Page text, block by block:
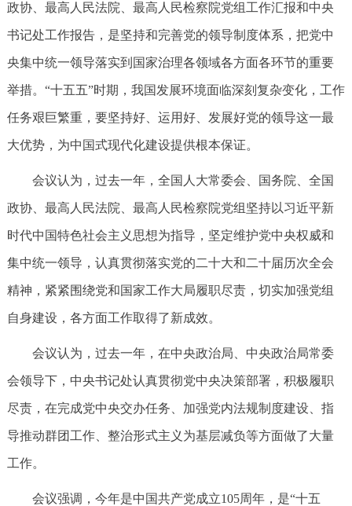
政协、最高人民法院、最高人民检察院党组工作汇报和中央
书记处工作报告，是坚持和完善党的领导制度体系，把党中
央集中统一领导落实到国家治理各领域各方面各环节的重要
举措。“十五五”时期，我国发展环境面临深刻复杂变化，工作
任务艰巨繁重，要坚持好、运用好、发展好党的领导这一最
大优势，为中国式现代化建设提供根本保证。
会议认为，过去一年，全国人大常委会、国务院、全国
政协、最高人民法院、最高人民检察院党组坚持以习近平新
时代中国特色社会主义思想为指导，坚定维护党中央权威和
集中统一领导，认真贯彻落实党的二十大和二十届历次全会
精神，紧紧围绕党和国家工作大局履职尽责，切实加强党组
自身建设，各方面工作取得了新成效。
会议认为，过去一年，在中央政治局、中央政治局常委
会领导下，中央书记处认真贯彻党中央决策部署，积极履职
尽责，在完成党中央交办任务、加强党内法规制度建设、指
导推动群团工作、整治形式主义为基层减负等方面做了大量
工作。
会议强调，今年是中国共产党成立105周年，是“十五